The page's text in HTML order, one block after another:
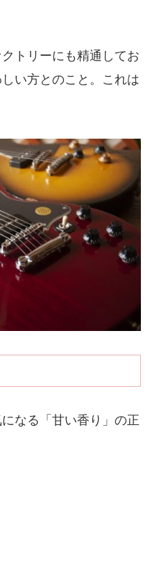
トリーにも精通してお
い方とのこと。これは
なる「甘い香り」の正